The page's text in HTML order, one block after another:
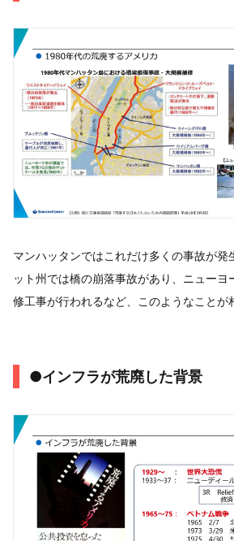
マンハッタンではこれだけ多くの事故が発
ット州では橋の崩落事故があり、ニューヨ
修工事が行われるなど、このようなことが
●インフラが荒廃した背景